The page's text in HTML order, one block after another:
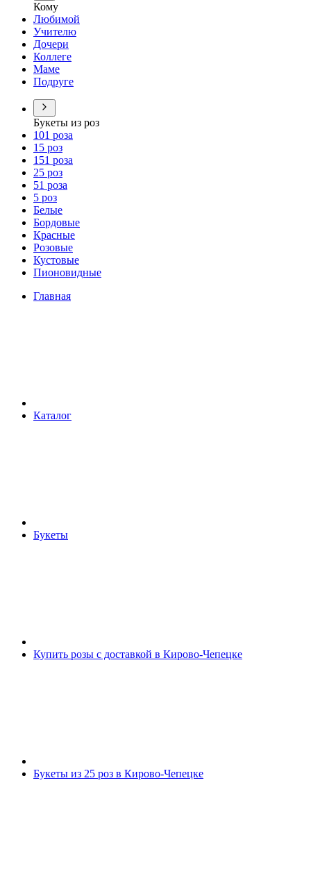
Кому
Любимой
Учителю
Дочери
Коллеге
Маме
Подруге
Букеты из роз
101 роза
15 роз
151 роза
25 роз
51 роза
5 роз
Белые
Бордовые
Красные
Розовые
Кустовые
Пионовидные
Главная
Каталог
Букеты
Купить розы с доставкой в Кирово-Чепецке
Букеты из 25 роз в Кирово-Чепецке